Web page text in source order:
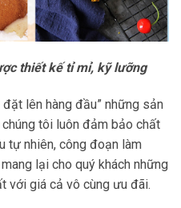
thiết kế tỉ mỉ, kỹ lưỡng
lên hàng đầu” những sản
tôi luôn đảm bảo chất
tự nhiên, công đoạn làm
lại cho quý khách những
với giá cả vô cùng ưu đãi.